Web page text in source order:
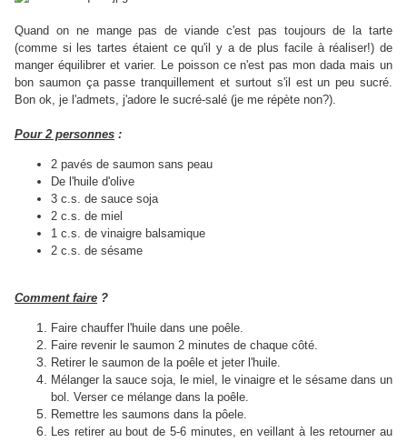
Quand on ne mange pas de viande c'est pas toujours de la tarte
(comme si les tartes étaient ce qu'il y a de plus facile à réaliser!) de
manger équilibrer et varier. Le poisson ce n'est pas mon dada mais un
bon saumon ça passe tranquillement et surtout s'il est un peu sucré.
Bon ok, je l'admets, j'adore le sucré-salé (je me répète non?).
Pour 2 personnes :
2 pavés de saumon sans peau
De l'huile d'olive
3 c.s. de sauce soja
2 c.s. de miel
1 c.s. de vinaigre balsamique
2 c.s. de sésame
Comment faire ?
Faire chauffer l'huile dans une poêle.
Faire revenir le saumon 2 minutes de chaque côté.
Retirer le saumon de la poêle et jeter l'huile.
Mélanger la sauce soja, le miel, le vinaigre et le sésame dans un
bol. Verser ce mélange dans la poêle.
Remettre les saumons dans la pôele.
Les retirer au bout de 5-6 minutes, en veillant à les retourner au